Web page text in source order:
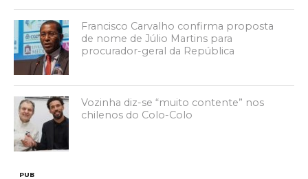
Francisco Carvalho confirma proposta
de nome de Júlio Martins para
procurador-geral da República
Vozinha diz-se “muito contente” nos
chilenos do Colo-Colo
PUB